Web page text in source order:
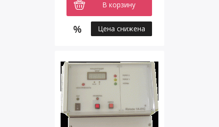
В корзину
Цена снижена